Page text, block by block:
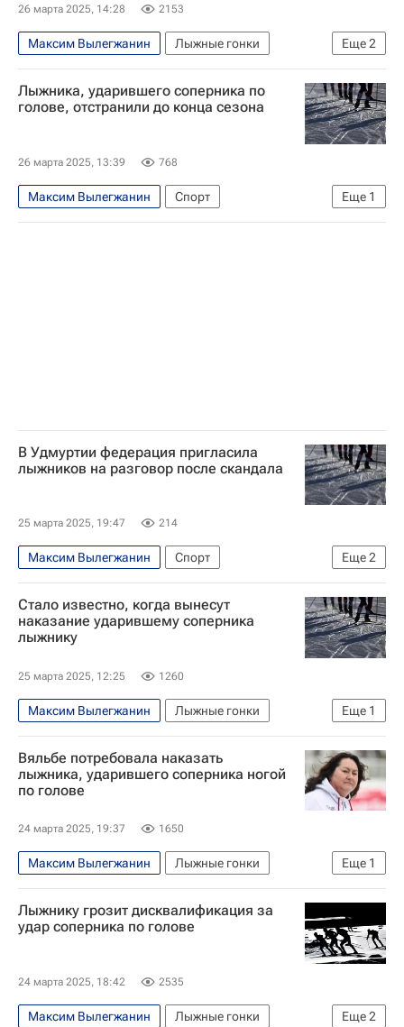
26 марта 2025, 14:28 2153
Еще2
Максим Вылегжанин
Лыжные гонки
Федерация лыжных гонок России (ФЛГР)
Елена Вяльбе
Лыжника, ударившего соперника по
голове, отстранили до конца сезона
26 марта 2025, 13:39 768
Еще 1
Максим Вылегжанин
Спорт
Лыжные гонки
В Удмуртии федерация пригласила
лыжников на разговор после скандала
25 марта 2025, 19:47 214
Еще2
Максим Вылегжанин
Спорт
Лыжные виды спорта
Вокруг спорта
Стало известно, когда вынесут
наказание ударившему соперника
лыжнику
25 марта 2025, 12:25 1260
Еще 1
Максим Вылегжанин
Лыжные гонки
Спорт
Вяльбе потребовала наказать
лыжника, ударившего соперника ногой
по голове
24 марта 2025, 19:37 1650
Еще 1
Максим Вылегжанин
Лыжные гонки
Елена Вяльбе
Лыжнику грозит дисквалификация за
удар соперника по голове
24 марта 2025, 18:42 2535
Еще2
Максим Вылегжанин
Лыжные гонки